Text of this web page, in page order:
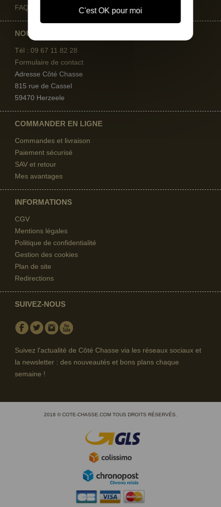
FAQ
NOUS CONTACTER
Tél : 09 67 11 82 28
Formulaire de contact
Adresse Côté Chasse
815 rue de Cassel
59470 Herzeele
COMMANDER EN LIGNE
Commandes et livraison
Paiement sécurisé
SAV et retour
Mes avantages
INFORMATIONS
CGV
Mentions légales
Politique de confidentialité
Gestion des cookies
Plan de site
Redirections
SUIVEZ-NOUS
Facebook
TwitterInstagram
Suivez l'actualité de Côté Chasse via les réseaux sociaux et
la newsletter : des nouveautés et bons plans chaque
semaine !
2018 © COTE-CHASSE.COM TOUS DROITS RÉSERVÉS.
C'est OK pour moi